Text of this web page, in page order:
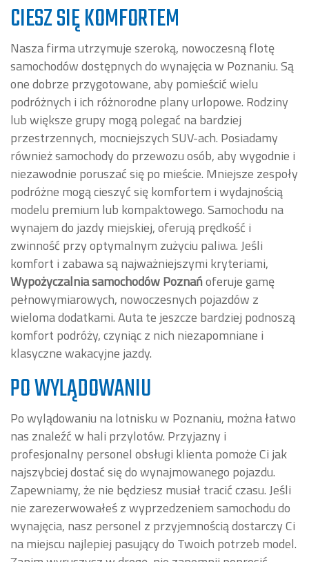
CIESZ SIĘ KOMFORTEM
Nasza firma utrzymuje szeroką, nowoczesną flotę
samochodów dostępnych do wynajęcia w Poznaniu. Są
one dobrze przygotowane, aby pomieścić wielu
podróżnych i ich różnorodne plany urlopowe. Rodziny
lub większe grupy mogą polegać na bardziej
przestrzennych, mocniejszych SUV-ach. Posiadamy
również samochody do przewozu osób, aby wygodnie i
niezawodnie poruszać się po mieście. Mniejsze zespoły
podróżne mogą cieszyć się komfortem i wydajnością
modelu premium lub kompaktowego. Samochodu na
wynajem do jazdy miejskiej, oferują prędkość i
zwinność przy optymalnym zużyciu paliwa. Jeśli
komfort i zabawa są najważniejszymi kryteriami,
Wypożyczalnia samochodów Poznańoferuje gamę
pełnowymiarowych, nowoczesnych pojazdów z
wieloma dodatkami. Auta te jeszcze bardziej podnoszą
komfort podróży, czyniąc z nich niezapomniane i
klasyczne wakacyjne jazdy.
PO WYLĄDOWANIU
Po wylądowaniu na lotnisku w Poznaniu, można łatwo
nas znaleźć w hali przylotów. Przyjazny i
profesjonalny personel obsługi klienta pomoże Ci jak
najszybciej dostać się do wynajmowanego pojazdu.
Zapewniamy, że nie będziesz musiał tracić czasu. Jeśli
nie zarezerwowałeś z wyprzedzeniem samochodu do
wynajęcia, nasz personel z przyjemnością dostarczy Ci
na miejscu najlepiej pasujący do Twoich potrzeb model.